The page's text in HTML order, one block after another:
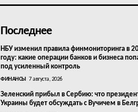
Последнее
НБУ изменил правила финмониторинга в
году: какие операции банков и бизнеса
под усиленный контроль
ФИНАНСЫ 7 августа, 2026
Зеленский прибыл в Сербию: что
Украины будет обсуждать с Вучичем в